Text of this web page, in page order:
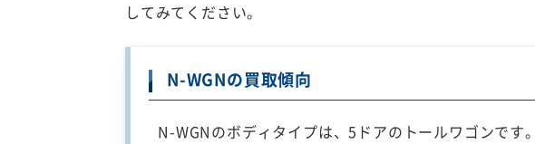
してみてください。
N-WGNの買取傾向
N-WGNのボディタイプは、5ドアのトールワゴンです